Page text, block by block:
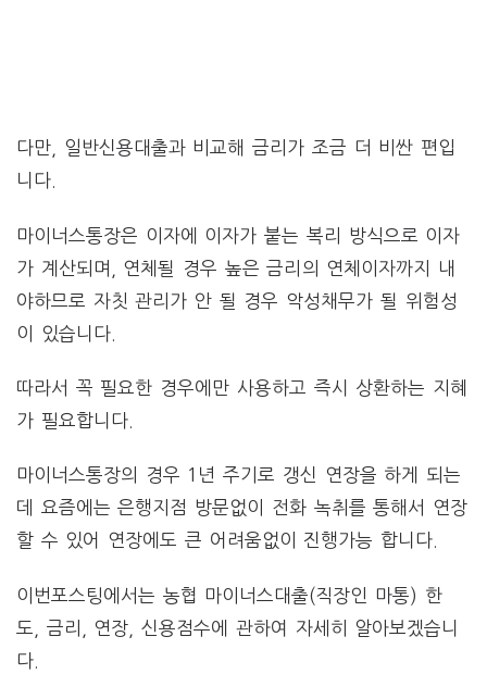
다만, 일반신용대출과 비교해 금리가 조금 더 비싼 편입
니다.
마이너스통장은 이자에 이자가 붙는 복리 방식으로 이자
가 계산되며, 연체될 경우 높은 금리의 연체이자까지 내
야하므로 자칫 관리가 안 될 경우 악성채무가 될 위험성
이 있습니다.
따라서 꼭 필요한 경우에만 사용하고 즉시 상환하는 지혜
가 필요합니다.
마이너스통장의 경우 1년 주기로 갱신 연장을 하게 되는
데 요즘에는 은행지점 방문없이 전화 녹취를 통해서 연장
할 수 있어 연장에도 큰 어려움없이 진행가능 합니다.
이번포스팅에서는 농협 마이너스대출(직장인 마통) 한
도, 금리, 연장, 신용점수에 관하여 자세히 알아보겠습니
다.